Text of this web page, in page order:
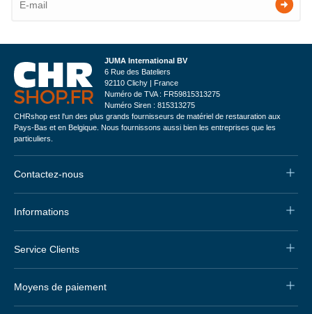
JUMA International BV
6 Rue des Bateliers
92110 Clichy | France
Numéro de TVA : FR59815313275
Numéro Siren : 815313275
CHRshop est l'un des plus grands fournisseurs de matériel de restauration aux
Pays-Bas et en Belgique. Nous fournissons aussi bien les entreprises que les
particuliers.
Contactez-nous
Informations
Service Clients
Moyens de paiement